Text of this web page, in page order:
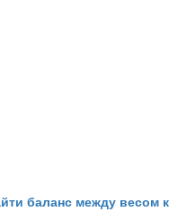
баланс между весом